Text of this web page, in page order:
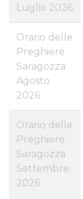
Luglio 2026
Orario delle
Preghiere
Saragozza
Agosto
2026
Orario delle
Preghiere
Saragozza
Settembre
2026